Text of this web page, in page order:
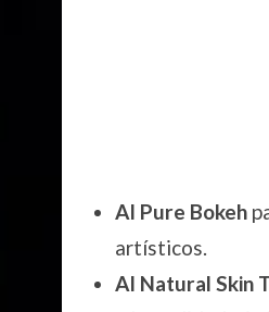
AI Pure Bokeh
artísticos.
AI Natural Skin